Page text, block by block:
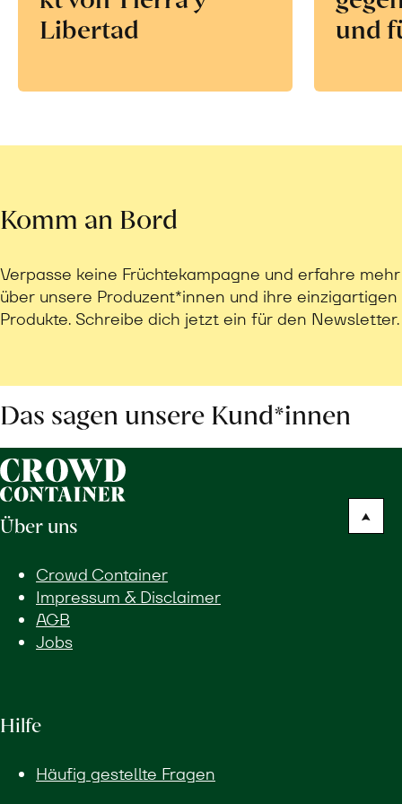
Libertad
und
Komm an Bord
Verpasse keine Früchtekampagne und erfahre mehr
über unsere Produzent*innen und ihre einzigartigen
Produkte. Schreibe dich jetzt ein für den Newsletter.
Das sagen unsere Kund*innen
Über uns
Crowd Container
Impressum & Disclaimer
AGB
Jobs
Hilfe
Häufig gestellte Fragen